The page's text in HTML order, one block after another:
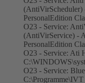
PersonalEdition
O23 - Service:
(AntiVirService) -
PersonalEdition
O23 - Service: Ati
O23 - Service: